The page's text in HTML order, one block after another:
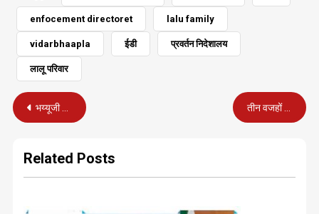
enfocement directoret lalu family
vidarbhaapla ईडी प्रवर्तन निदेशालय
लालू परिवार
Post
भय्यूजी महाराज ने कर ली आत्महत्या, भारी तनाव बना कारण
Related Posts